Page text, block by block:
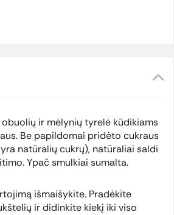
obuolių ir mėlynių tyrelė kūdikiams
Be papildomai pridėto cukraus
natūralių cukrų), natūraliai saldi
Ypač smulkiai sumalta.
išmaišykite. Pradėkite
ir didinkite kiekį iki viso